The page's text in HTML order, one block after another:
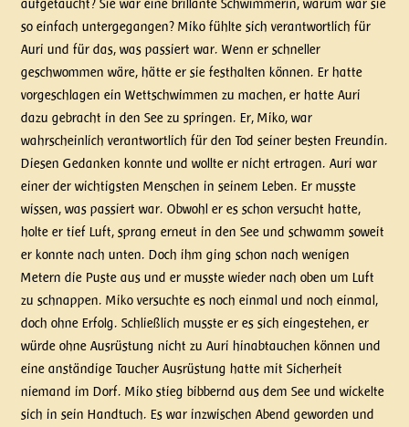
aufgetaucht? Sie war eine brillante Schwimmerin, warum war sie
so einfach untergegangen? Miko fühlte sich verantwortlich für
Auri und für das, was passiert war. Wenn er schneller
geschwommen wäre, hätte er sie festhalten können. Er hatte
vorgeschlagen ein Wettschwimmen zu machen, er hatte Auri
dazu gebracht in den See zu springen. Er, Miko, war
wahrscheinlich verantwortlich für den Tod seiner besten Freundin.
Diesen Gedanken konnte und wollte er nicht ertragen. Auri war
einer der wichtigsten Menschen in seinem Leben. Er musste
wissen, was passiert war. Obwohl er es schon versucht hatte,
holte er tief Luft, sprang erneut in den See und schwamm soweit
er konnte nach unten. Doch ihm ging schon nach wenigen
Metern die Puste aus und er musste wieder nach oben um Luft
zu schnappen. Miko versuchte es noch einmal und noch einmal,
doch ohne Erfolg. Schließlich musste er es sich eingestehen, er
würde ohne Ausrüstung nicht zu Auri hinabtauchen können und
eine anständige Taucher Ausrüstung hatte mit Sicherheit
niemand im Dorf. Miko stieg bibbernd aus dem See und wickelte
sich in sein Handtuch. Es war inzwischen Abend geworden und